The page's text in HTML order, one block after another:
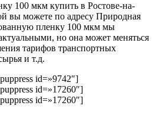
100 мкм купить в Ростове-на-
вы можете по адресу Природная
пленку 100 мкм мы
но она может меняться
тарифов транспортных
и т.д.
id=»9742″]
id=»17260″]
id=»17260″]